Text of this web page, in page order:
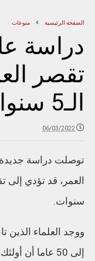
الصفحة الرئيسية منوعات
دراسة
تقصر
الـ5 سنوات
06/03/2022
توصلت دراسة جديدة
العمر، قد تؤدي
سنوات.
إلى 50 عاما